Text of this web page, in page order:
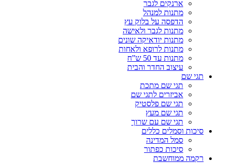
ארנקים לגבר
מתנות למנהל
הדפסה על בלוק עץ
מתנות לגבר ולאישה
מתנות יודאיקה שונים
מתנות לרופא ולאחות
מתנות עד 50 ש”ח
עיצוב החדר והבית
תגי שם
תגי שם מתכת
אביזרים לתגי שם
תגי שם פלסטיק
תגי שם מעץ
תגי שם עם שרוך
סיכות וסמלים כללים
סמל המדינה
סיכות כפתור
רקמה ממוחשבת